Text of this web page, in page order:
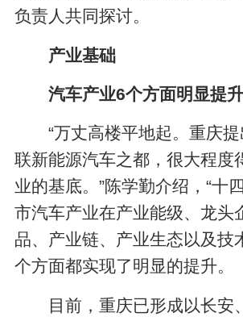
负责人共同探讨。
产业基础
汽车产业6个方面明显提升
“万丈高楼平地起。重庆
联新能源汽车之都，很大程度
业的基底。”陈学勤介绍，“十
市汽车产业在产业能级、龙头
品、产业链、产业生态以及技
个方面都实现了明显的提升。
目前，重庆已形成以长安